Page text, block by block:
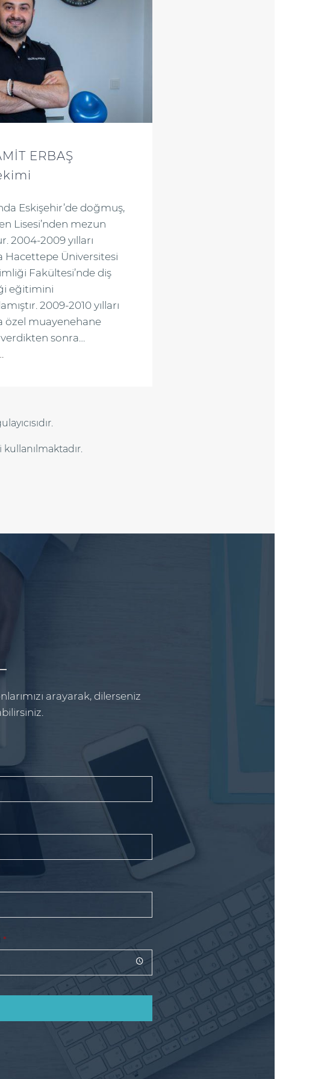
ERBAŞ
Eskişehir’de doğmuş,
Lisesi’nden mezun
2004-2009 yılları
Hacettepe Üniversitesi
Fakültesi’nde diş
eğitimini
2009-2010 yılları
özel muayenehane
sonra…
arayarak, dilerseniz
*